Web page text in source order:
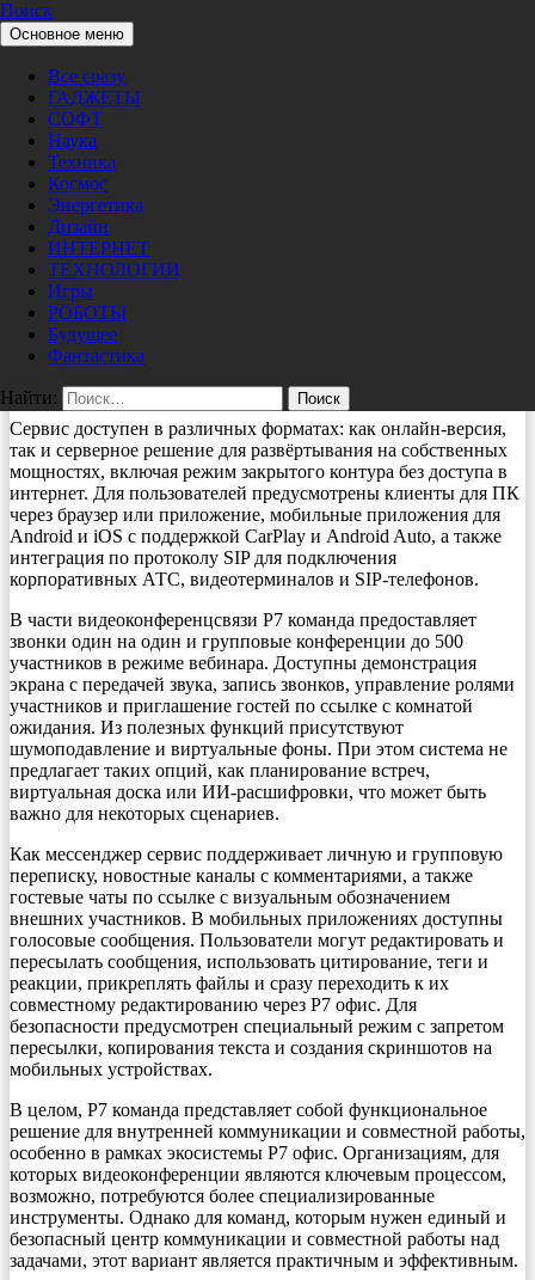
Перейти к содержимому
Pro/Hi-Tech
Поиск
Основное меню
Все сразу
ГАДЖЕТЫ
СОФТ
Наука
Техника
Космос
Энергетика
Дизайн
ИНТЕРНЕТ
ТЕХНОЛОГИИ
Игры
РОБОТЫ
Будущее
Фантастика
Найти:
ТЕХНОЛОГИИ
Р7 команда как корпоративный
коммуникатор: миссия выполнима!
12/14/2025 nat
В современных условиях, когда использование зарубежных
ИТ-решений становится всё сложнее и рискованнее, особенно
в сфере мессенджеров и видеоконференцсвязи, Р7 предлагает
российскую альтернативу для корпоративных коммуникаций
– Р7 команду. Этот сервис является частью экосистемы Р7
офис и является супераппом, объединяя текстовый чат, аудио-
и видеозвонки с интеграцией в общую платформу для
совместной работы.
Сервис доступен в различных форматах: как онлайн-версия,
так и серверное решение для развёртывания на собственных
мощностях, включая режим закрытого контура без доступа в
интернет. Для пользователей предусмотрены клиенты для ПК
через браузер или приложение, мобильные приложения для
Android и iOS с поддержкой CarPlay и Android Auto, а также
интеграция по протоколу SIP для подключения
корпоративных АТС, видеотерминалов и SIP-телефонов.
В части видеоконференцсвязи Р7 команда предоставляет
звонки один на один и групповые конференции до 500
участников в режиме вебинара. Доступны демонстрация
экрана с передачей звука, запись звонков, управление ролями
участников и приглашение гостей по ссылке с комнатой
ожидания. Из полезных функций присутствуют
шумоподавление и виртуальные фоны. При этом система не
предлагает таких опций, как планирование встреч,
виртуальная доска или ИИ-расшифровки, что может быть
важно для некоторых сценариев.
Как мессенджер сервис поддерживает личную и групповую
переписку, новостные каналы с комментариями, а также
гостевые чаты по ссылке с визуальным обозначением
внешних участников. В мобильных приложениях доступны
голосовые сообщения. Пользователи могут редактировать и
пересылать сообщения, использовать цитирование, теги и
реакции, прикреплять файлы и сразу переходить к их
совместному редактированию через Р7 офис. Для
безопасности предусмотрен специальный режим с запретом
пересылки, копирования текста и создания скриншотов на
мобильных устройствах.
В целом, Р7 команда представляет собой функциональное
решение для внутренней коммуникации и совместной работы,
особенно в рамках экосистемы Р7 офис. Организациям, для
которых видеоконференции являются ключевым процессом,
возможно, потребуются более специализированные
инструменты. Однако для команд, которым нужен единый и
безопасный центр коммуникации и совместной работы над
задачами, этот вариант является практичным и эффективным.